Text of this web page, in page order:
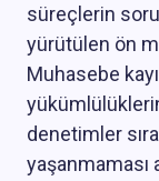
süreçlerin
yürütülen ön
Muhasebe
denetimler
yaşanmaması